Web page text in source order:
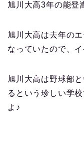
旭川大高3年の能登
旭川大高は去年の
なっていたので、
旭川大高は野球部
るという珍しい学
よ♪